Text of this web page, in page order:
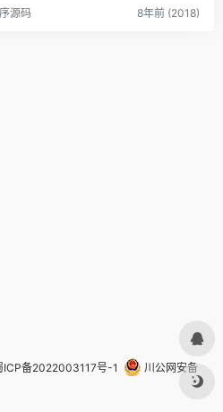
源码 8年前 (2018)
ICP备2022003117号-1
川公网安备